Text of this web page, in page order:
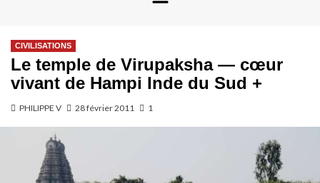
CIVILISATIONS
Le temple de Virupaksha — cœur
vivant de Hampi Inde du Sud +
PHILIPPE V 28 février 2011 1